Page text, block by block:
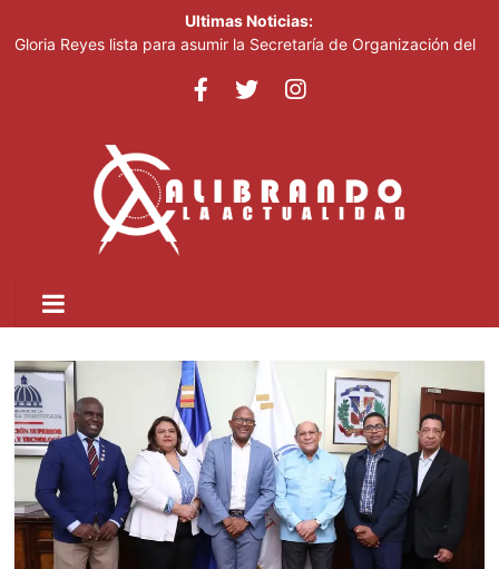
Ultimas Noticias:
Gloria Reyes lista para asumir la Secretaría de Organización del
Efemérides Patrias y el Instituto Duartiano en reunión solemne
Agente de la DIGESETT identifica a mujer reportada como
desaparecida tras encontrarla desorientada
Banreservas obtiene siete galardones en los Effie Awards
República Dominicana 2026